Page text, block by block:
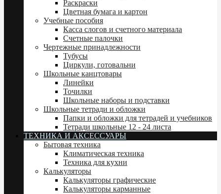
Раскраски
Цветная бумага и картон
Учебные пособия
Касса слогов и счетного материала
Счетные палочки
Чертежные принадлежности
Тубусы
Циркули, готовальни
Школьные канцтовары
Линейки
Точилки
Школьные наборы и подставки
Школьные тетради и обложки
Папки и обложки для тетрадей и учебников
Тетради школьные 12 - 24 листа
ТЕХНИКА И АКСЕССУАРЫ
Бытовая техника
Климатическая техника
Техника для кухни
Калькуляторы
Калькуляторы графические
Калькуляторы карманные